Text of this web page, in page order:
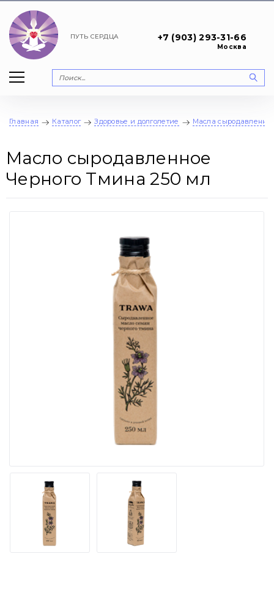
ПУТЬ СЕРДЦА +7 (903) 293-31-66
Москва
Главная Каталог Здоровье и долголетие Масла
Масло сыродавленное
Черного Тмина 250 мл